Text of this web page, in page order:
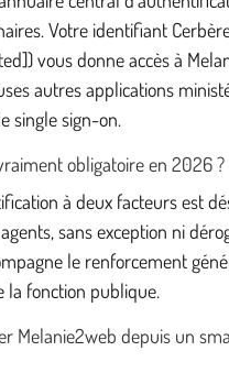
Votre identifiant
vous donne accès à
autres applications
single sign-on.
obligatoire en 2026 ?
à deux facteurs est
sans exception ni
le renforcement
la fonction publique.
Melanie2web depuis un